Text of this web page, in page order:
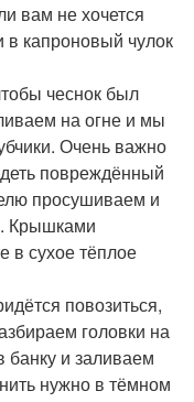
вам не хочется
в капроновый чулок
чеснок был
на огне и мы
Очень важно
повреждённый
просушиваем и
Крышками
в сухое тёплое
повозиться,
головки на
и заливаем
нужно в тёмном